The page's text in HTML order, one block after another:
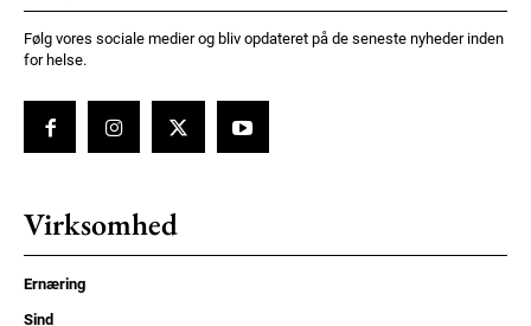
Følg vores sociale medier og bliv opdateret på de seneste nyheder inden
for helse.
Virksomhed
Ernæring
Sind